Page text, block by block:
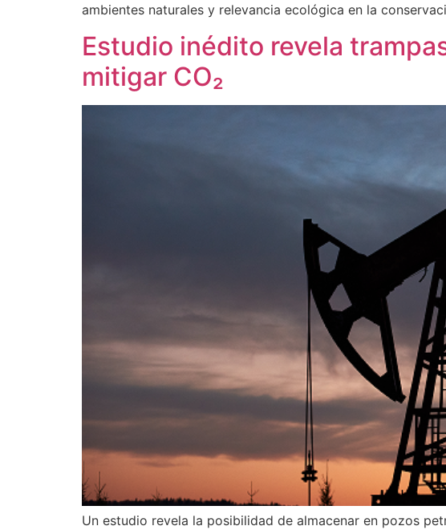
ambientes naturales y relevancia ecológica en la
Estudio inédito revela
mitigar CO₂
Un estudio revela la posibilidad de almacenar en pozos